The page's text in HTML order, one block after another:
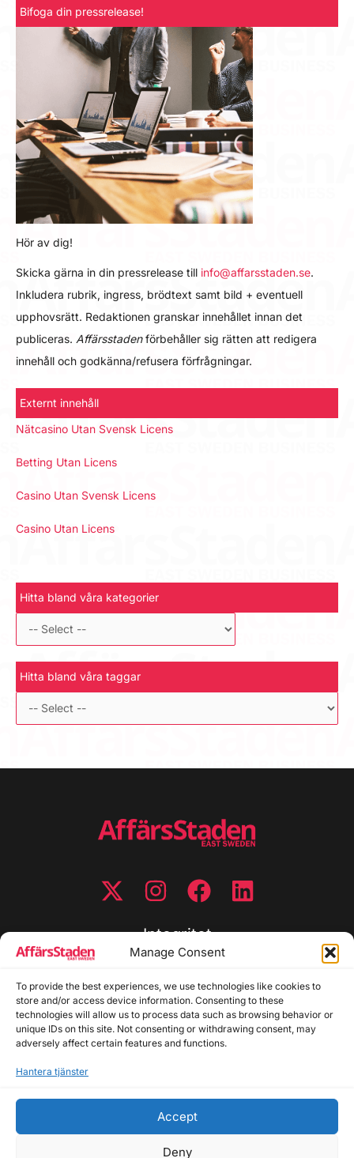
Manage Consent
To provide the best experiences, we use technologies like cookies to
store and/or access device information. Consenting to these
technologies will allow us to process data such as browsing behavior or
unique IDs on this site. Not consenting or withdrawing consent, may
adversely affect certain features and functions.
Hantera tjänster
Accept
Deny
Bifoga din pressrelease!
Hör av dig!
Skicka gärna in din pressrelease till info@affarsstaden.se.
Inkludera rubrik, ingress, brödtext samt bild + eventuell
upphovsrätt. Redaktionen granskar innehållet innan det
publiceras. Affärsstadenförbehåller sig rätten att redigera
innehåll och godkänna/refusera förfrågningar.
Externt innehåll
Nätcasino Utan Svensk Licens
Betting Utan Licens
Casino Utan Svensk Licens
Casino Utan Licens
Hitta bland våra kategorier
Hitta bland våra taggar
Integritet
Cookiepolicy
Disclaimer
Redaktionell policy
Utgivarinformation
Allmänna frågor: info@affarsstaden.se | Tipsa